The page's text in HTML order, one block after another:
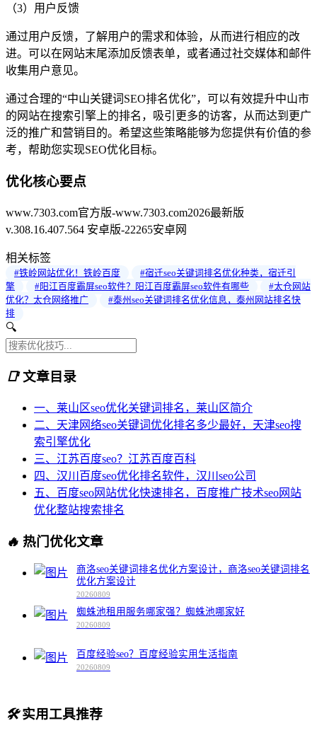
（3）用户反馈
通过用户反馈，了解用户的需求和体验，从而进行相应的改
进。可以在网站末尾添加反馈表单，或者通过社交媒体和邮件
收集用户意见。
通过合理的“中山关键词SEO排名优化”，可以有效提升中山市
的网站在搜索引擎上的排名，吸引更多的访客，从而达到更广
泛的推广和营销目的。希望这些策略能够为您提供有价值的参
考，帮助您实现SEO优化目标。
优化核心要点
www.7303.com官方版-www.7303.com2026最新版
v.308.16.407.564 安卓版-22265安卓网
相关标签
#铁岭网站优化！铁岭百度
#宿迁seo关键词排名优化种类，宿迁引
擎
#阳江百度霸屏seo软件？阳江百度霸屏seo软件有哪些
#太仓网站
优化？太仓网络推广
#泰州seo关键词排名优化信息，泰州网站排名快
排
🔍
📑文章目录
一、莱山区seo优化关键词排名，莱山区简介
二、天津网络seo关键词优化排名多少最好，天津seo搜
索引擎优化
三、江苏百度seo？江苏百度百科
四、汉川百度seo优化排名软件，汉川seo公司
五、百度seo网站优化快速排名，百度推广技术seo网站
优化整站搜索排名
🔥 热门优化文章
商洛seo关键词排名优化方案设计，商洛seo关键词排名
优化方案设计
20260809
蜘蛛池租用服务哪家强？蜘蛛池哪家好
20260809
百度经验seo？百度经验实用生活指南
20260809
🛠️实用工具推荐